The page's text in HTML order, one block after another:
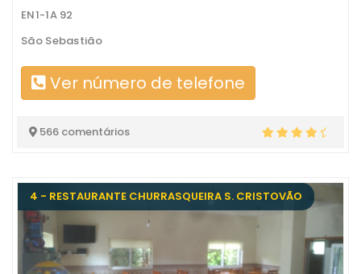
EN1-1A 92
São Sebastião
Ver número de telefone
566 comentários
4 - RESTAURANTE CHURRASQUEIRA S. CRISTOVÃO